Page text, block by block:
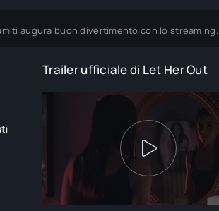
ti augura buon divertimento con lo streaming.
Trailer ufficiale di Let Her Out